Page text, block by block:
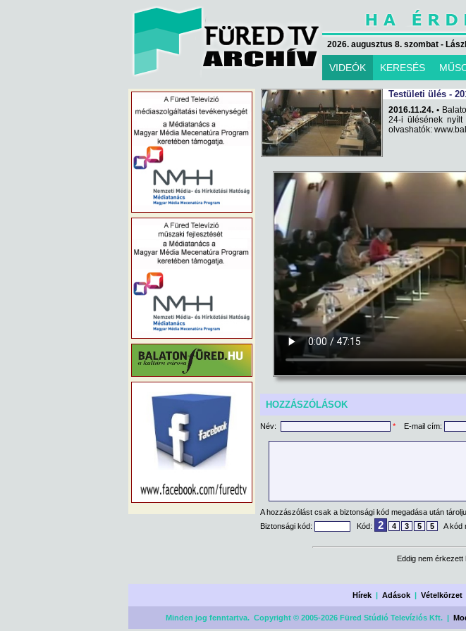
2026. augusztus 8. szombat -
VIDEÓK KERESÉS
Testületi ülés -
2016.11.24. •
24-i ülésének
olvashatók:
HOZZÁSZÓLÁSOK
Név: * E-mail cím:
A hozzászólást csak a biztonsági kód megadása után
Biztonsági kód:
Kód: 2 4 3 5 5 A kód
Eddig nem érkezett
Hírek| Adások| Vételkörzet
Minden jog fenntartva. Copyright © 2005-2026 Füred Stúdió Televíziós Kft. |